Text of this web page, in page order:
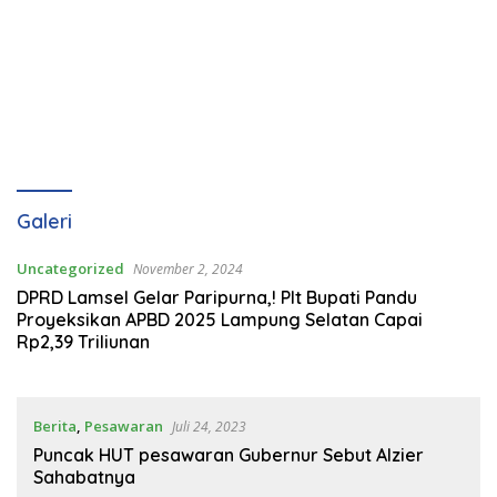
Galeri
Uncategorized November 2, 2024
DPRD Lamsel Gelar Paripurna,! Plt Bupati Pandu
Proyeksikan APBD 2025 Lampung Selatan Capai
Rp2,39 Triliunan
Berita, Pesawaran Juli 24, 2023
Puncak HUT pesawaran Gubernur Sebut Alzier
Sahabatnya